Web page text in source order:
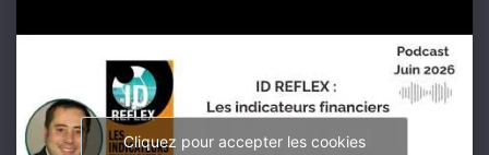
Cliquez pour accepter les cookies